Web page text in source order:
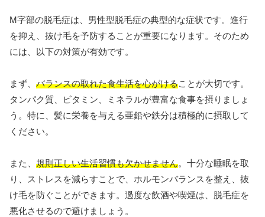
M字部の脱毛症は、男性型脱毛症の典型的な症状です。進行
を抑え、抜け毛を予防することが重要になります。そのため
には、以下の対策が有効です。
まず、 バランスの取れた食生活を心がけることが大切です。
タンパク質、ビタミン、ミネラルが豊富な食事を摂りましょ
う。特に、髪に栄養を与える亜鉛や鉄分は積極的に摂取して
ください。
また、 規則正しい生活習慣も欠かせません。十分な睡眠を取
り、ストレスを減らすことで、ホルモンバランスを整え、抜
け毛を防ぐことができます。過度な飲酒や喫煙は、脱毛症を
悪化させるので避けましょう。